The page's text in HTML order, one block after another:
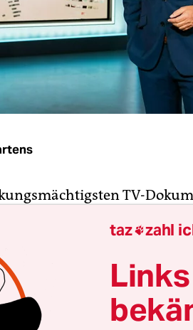
TV-
Die WDR-Doku
von Psychopharmaka
Dieser Film über die,
2.0“
zog
Opfer meldeten sich,
taz zahl